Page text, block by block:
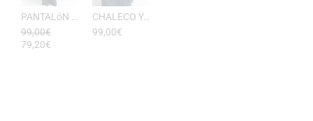
PANTALóN YUKATA MUJER RAYAS DE ESEOESE
99,00€
79,20€
CHALECO YUKATA MUJER DE RAYAS ESEOESE
99,00€